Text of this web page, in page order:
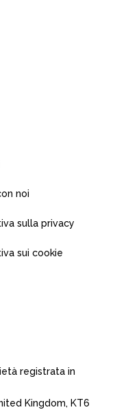
noi
sulla privacy
sui cookie
registrata in
Kingdom, KT6